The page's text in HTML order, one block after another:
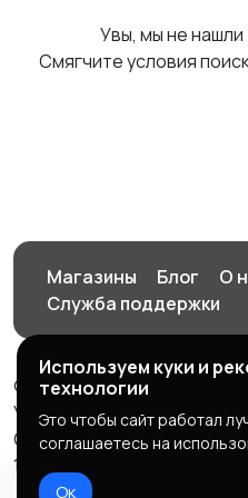
Увы, мы не нашли
Смягчите условия
Магазины Блог
О
Служба поддержки
© 2026 Орен-АЙ - Авто |
Услуги
Создал Карусов Е.С ООО
1235600008841
Используем куки и
технологии
Это чтобы сайт работал
соглашаетесь на
Ок